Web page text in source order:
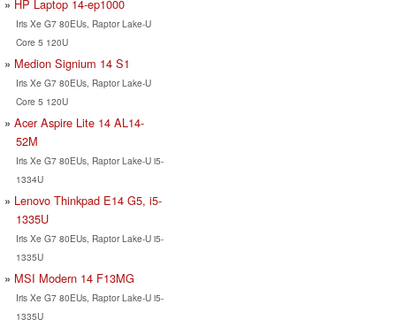
HP Laptop 14-ep1000
Iris Xe G7 80EUs, Raptor Lake-U
Core 5 120U
Medion Signium 14 S1
Iris Xe G7 80EUs, Raptor Lake-U
Core 5 120U
Acer Aspire Lite 14 AL14-
52M
Iris Xe G7 80EUs, Raptor Lake-U i5-
1334U
Lenovo Thinkpad E14 G5, i5-
1335U
Iris Xe G7 80EUs, Raptor Lake-U i5-
1335U
MSI Modern 14 F13MG
Iris Xe G7 80EUs, Raptor Lake-U i5-
1335U